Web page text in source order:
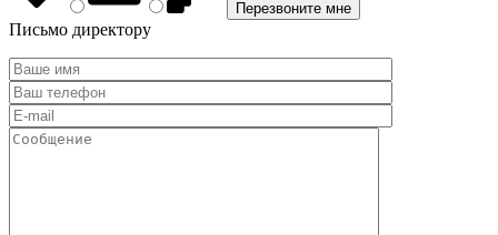
Письмо директору